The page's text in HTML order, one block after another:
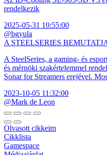
rendelkezik
2025-05-31 10:55:00
@bgyula
A STEELSERIES
A SteelSeries, a gaming- és
és mérnöki szakértelemmel
Sonar for Streamers erejével.
2023-10-05 11:32:00
@Mark de Leon
Olvasott cikkeim
Cikklista
Gamespace